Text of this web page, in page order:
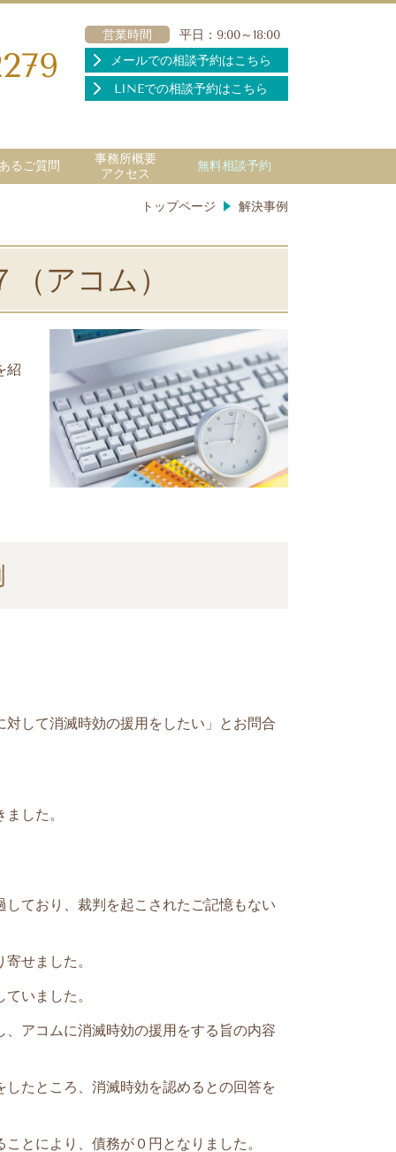
営業時間
平日：9:00～18:00
メールでの相談予約はこちら
LINEでの相談予約はこちら
るご質問
事務所概要
アクセス
無料相談予約
トップページ 解決事例
アコム）
紹
して消滅時効の援用をしたい」とお問合
した。
ており、 裁判を起こされたご記憶もない
せました。
いました。
アコムに消滅時効の援用をする旨の内容
たところ、消滅時効を認めるとの回答を
とにより、債務が０円となりました。